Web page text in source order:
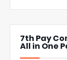
7th Pay
All in One